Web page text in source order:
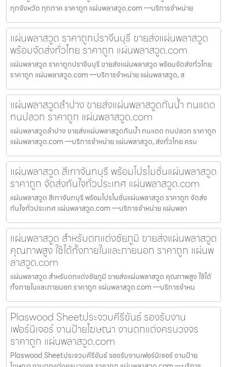
ทุกจังหวัด ทุกภาค ราคาถูก แผ่นพลาสวูด.com —บริการจำหน่าย
แผ่นพลาสวูด ราคาถูกปราจีนบุรี ขายส่งแผ่นพลาสวูด
พร้อมจัดส่งทั่วไทย ราคาถูก แผ่นพลาสวูด.com
แผ่นพลาสวูด ราคาถูกปราจีนบุรี ขายส่งแผ่นพลาสวูด พร้อมจัดส่งทั่วไทย
ราคาถูก แผ่นพลาสวูด.com —บริการจำหน่าย แผ่นพลาสวูด, ส
แผ่นพลาสวูดลำปาง ขายส่งแผ่นพลาสวูดกันน้ำ ทนแดด
ทนปลวก ราคาถูก แผ่นพลาสวูด.com
แผ่นพลาสวูดลำปาง ขายส่งแผ่นพลาสวูดกันน้ำ ทนแดด ทนปลวก ราคาถูก
แผ่นพลาสวูด.com —บริการจำหน่าย แผ่นพลาสวูด, ส่งทั่วไทย ครบ
แผ่นพลาสวูด สีเทาจันทบุรี พร้อมโปรโมชั่นแผ่นพลาสวูด
ราคาถูก จัดส่งทันใจทั่วประเทศ แผ่นพลาสวูด.com
แผ่นพลาสวูด สีเทาจันทบุรี พร้อมโปรโมชั่นแผ่นพลาสวูด ราคาถูก จัดส่ง
ทันใจทั่วประเทศ แผ่นพลาสวูด.com —บริการจำหน่าย แผ่นพลา
แผ่นพลาสวูด สำหรับตกแต่งชัยภูมิ ขายส่งแผ่นพลาสวูด
คุณภาพสูง ใช้ได้ทั้งภายในและภายนอก ราคาถูก แผ่นพ
ลาสวูด.com
แผ่นพลาสวูด สำหรับตกแต่งชัยภูมิ ขายส่งแผ่นพลาสวูด คุณภาพสูง ใช้ได้
ทั้งภายในและภายนอก ราคาถูก แผ่นพลาสวูด.com —บริการจำหน
Plaswood Sheetประจวบคีรีขันธ์ รองรับงาน
เฟอร์นิเจอร์ งานป้ายโฆษณา งานตกแต่งครบวงจร
ราคาถูก แผ่นพลาสวูด.com
Plaswood Sheetประจวบคีรีขันธ์ รองรับงานเฟอร์นิเจอร์ งานป้าย